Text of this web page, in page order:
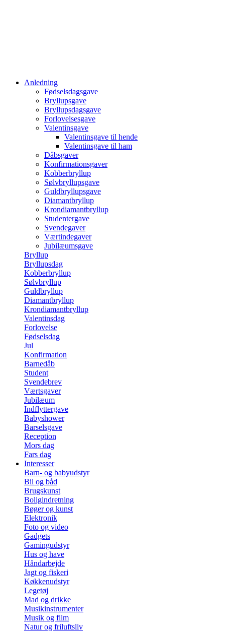
Anledning
Fødselsdagsgave
Bryllupsgave
Bryllupsdagsgave
Forlovelsesgave
Valentinsgave
Valentinsgave til hende
Valentinsgave til ham
Dåbsgaver
Konfirmationsgaver
Kobberbryllup
Sølvbryllupsgave
Guldbryllupsgave
Diamantbryllup
Krondiamantbryllup
Studentergave
Svendegaver
Værtindegaver
Jubilæumsgave
Bryllup
Bryllupsdag
Kobberbryllup
Sølvbryllup
Guldbryllup
Diamantbryllup
Krondiamantbryllup
Valentinsdag
Forlovelse
Fødselsdag
Jul
Konfirmation
Barnedåb
Student
Svendebrev
Værtsgaver
Jubilæum
Indflyttergave
Babyshower
Barselsgave
Reception
Mors dag
Fars dag
Interesser
Barn- og babyudstyr
Bil og båd
Brugskunst
Boligindretning
Bøger og kunst
Elektronik
Foto og video
Gadgets
Gamingudstyr
Hus og have
Håndarbejde
Jagt og fiskeri
Køkkenudstyr
Legetøj
Mad og drikke
Musikinstrumenter
Musik og film
Natur og friluftsliv